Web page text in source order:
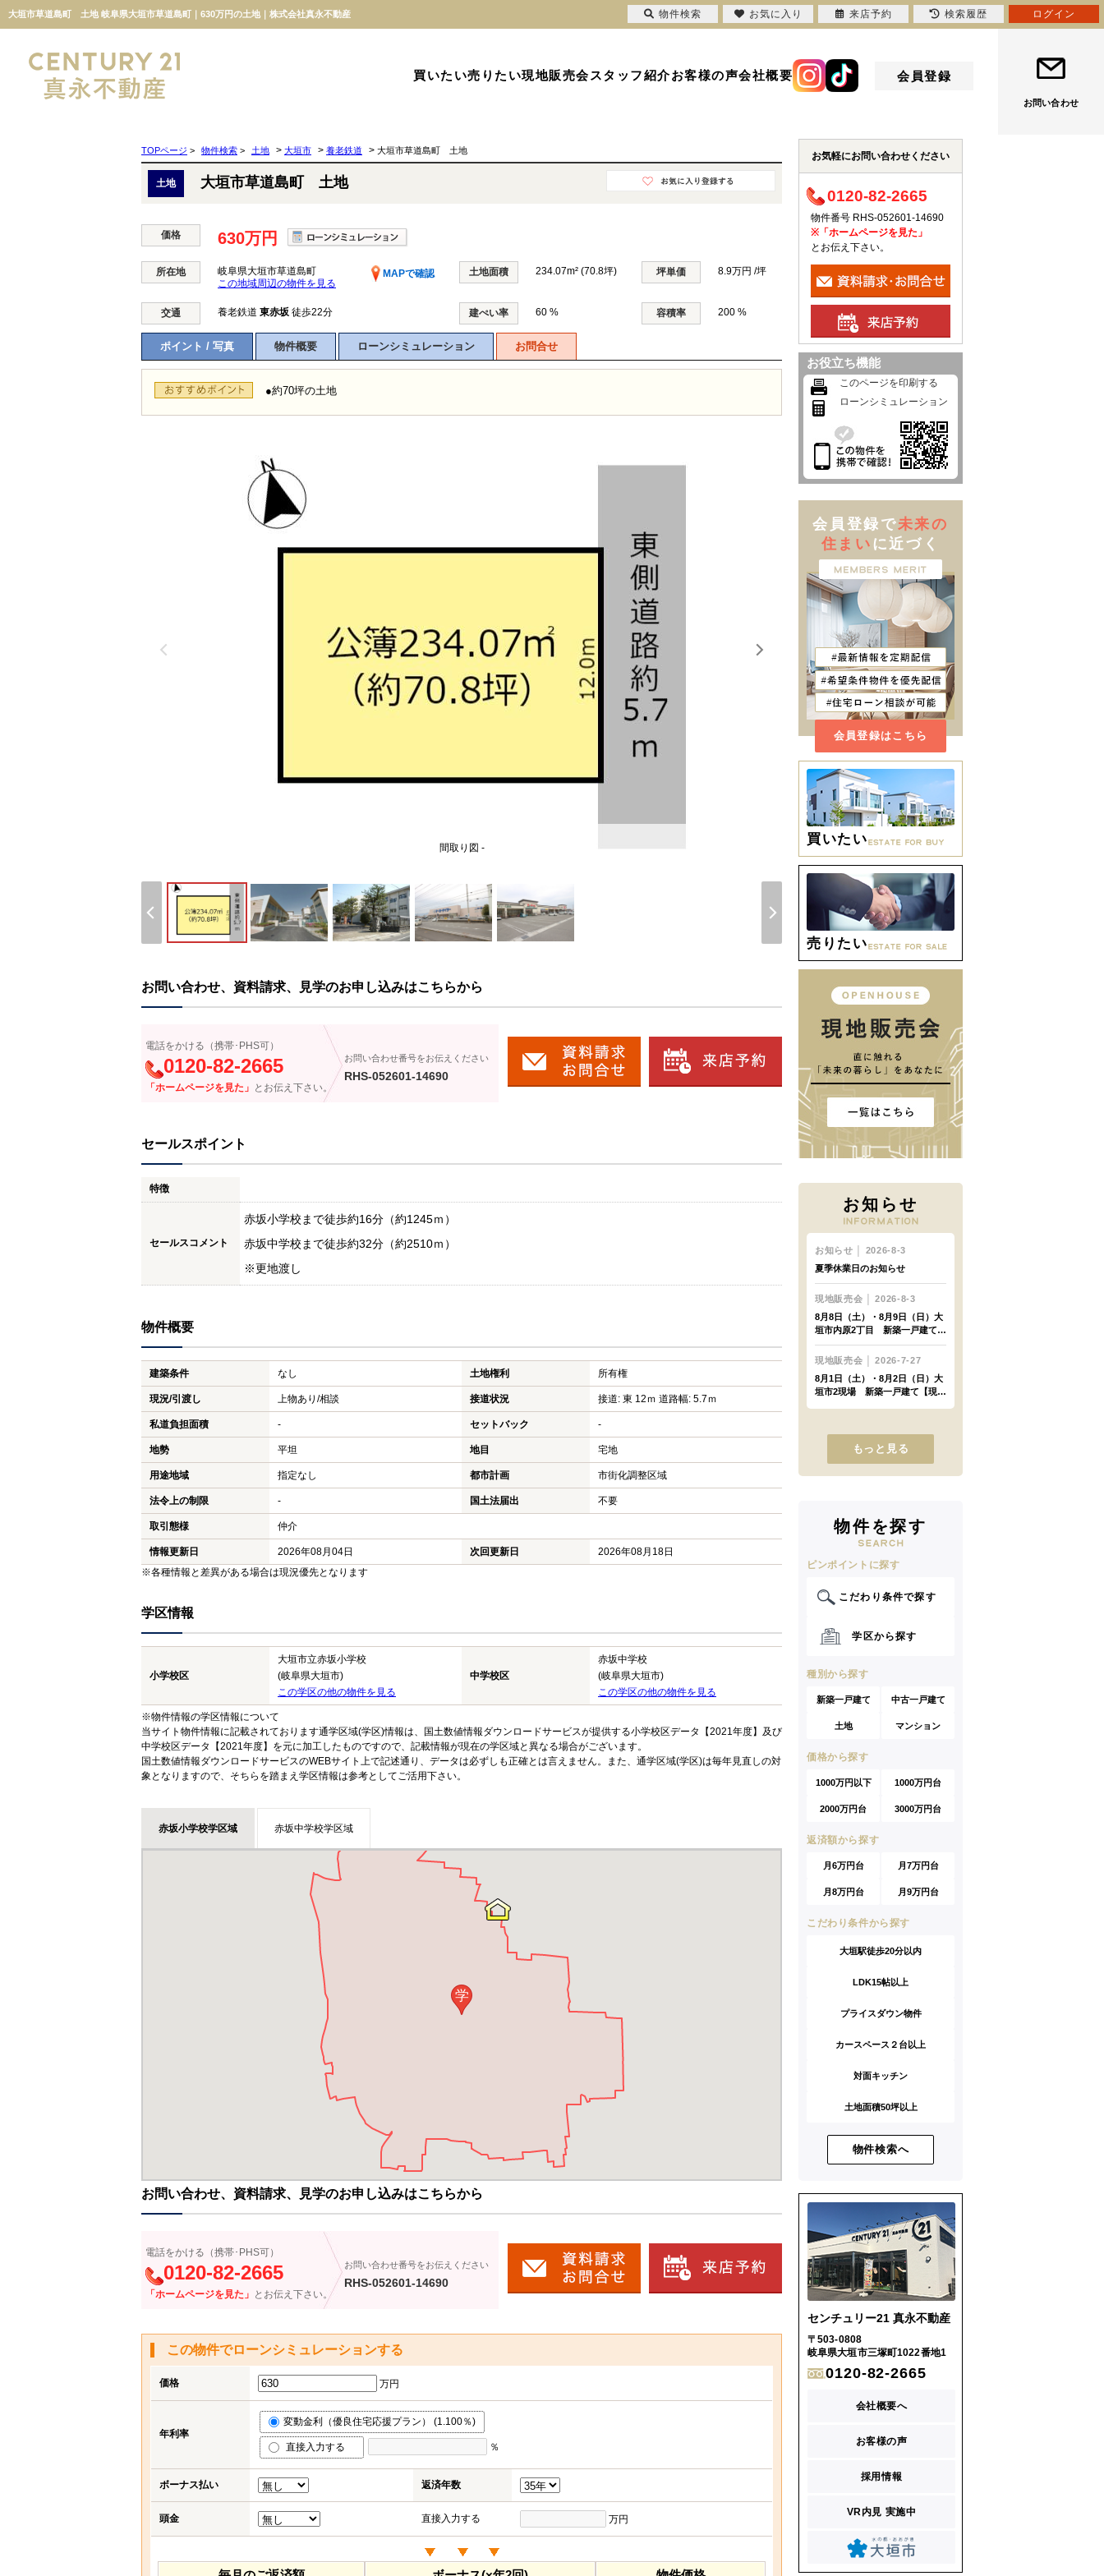
大垣市草道島町 土地 岐阜県大垣市草道島町｜630万円の土地｜株式会社真永不動産
買いたい売りたい現地販売会スタッフ紹介お客様の声会社概要 会員登録
お問い合わせ
TOPページ > 物件検索 > 土地 > 大垣市 > 養老鉄道 > 大垣市草道島町 土地
土地 大垣市草道島町 土地
価格 630万円
所在地 岐阜県大垣市草道島町
MAPで確認
この地域周辺の物件を見る
土地面積 234.07m² (70.8坪) 坪単価 8.9万円 /坪
交通 養老鉄道 東赤坂 徒歩22分 建ぺい率 60 % 容積率 200 %
ポイント / 写真 物件概要 ローンシミュレーション お問合せ
●約70坪の土地
間取り図 -
お問い合わせ、資料請求、見学のお申し込みはこちらから
電話をかける（携帯･PHS可）
0120-82-2665
「ホームページを見た」 とお伝え下さい。
お問い合わせ番号をお伝えください
RHS-052601-14690
セールスポイント
特徴
セールスコメント
赤坂小学校まで徒歩約16分（約1245ｍ）
赤坂中学校まで徒歩約32分（約2510ｍ）
※更地渡し
物件概要
建築条件 なし 土地権利 所有権
現況/引渡し 上物あり/相談 接道状況 接道: 東 12ｍ 道路幅: 5.7ｍ
私道負担面積 - セットバック -
地勢 平坦 地目 宅地
用途地域 指定なし 都市計画 市街化調整区域
法令上の制限 - 国土法届出 不要
取引態様 仲介
情報更新日 2026年08月04日 次回更新日
2026年08月18日
※各種情報と差異がある場合は現況優先となります
学区情報
小学校区
大垣市立赤坂小学校
(岐阜県大垣市)
この学区の他の物件を見る
中学校区
赤坂中学校
(岐阜県大垣市)
この学区の他の物件を見る
※物件情報の学区情報について
当サイト物件情報に記載されております通学区域(学区)情報は、国土数値情報ダウンロードサービスが提供する小学校区データ【2021年度】及び
中学校区データ【2021年度】を元に加工したものですので、記載情報が現在の学区域と異なる場合がございます。
国土数値情報ダウンロードサービスのWEBサイト上で記述通り、データは必ずしも正確とは言えません。また、通学区域(学区)は毎年見直しの対
象となりますので、そちらを踏まえ学区情報は参考としてご活用下さい。
赤坂小学校学区域 赤坂中学校学区域
学
お問い合わせ、資料請求、見学のお申し込みはこちらから
電話をかける（携帯･PHS可）
0120-82-2665
「ホームページを見た」 とお伝え下さい。
お問い合わせ番号をお伝えください
RHS-052601-14690
この物件でローンシミュレーションする
価格 万円
年利率
変動金利（優良住宅応援プラン） (1.100％)
直接入力する ％
ボーナス払い 返済年数
頭金 直接入力する 万円
お気軽にお問い合わせください
0120-82-2665
物件番号 RHS-052601-14690
※「ホームページを見た」
とお伝え下さい。
お役立ち機能
このページを印刷する
ローンシミュレーション
会員登録で未来の
住まい に近づく
会員登録はこちら
買いたい
売りたい
お知らせ
もっと見る
物件を探す
ピンポイントに探す
こだわり条件で探す
学区から探す
種別から探す
新築一戸建て 中古一戸建て
土地 マンション
価格から探す
1000万円以下 1000万円台
2000万円台 3000万円台
返済額から探す
月6万円台 月7万円台
月8万円台 月9万円台
こだわり条件から探す
大垣駅徒歩20分以内
LDK15帖以上
プライスダウン物件
カースペース２台以上
対面キッチン
土地面積50坪以上
物件検索へ
センチュリー21 真永不動産
〒503-0808
岐阜県大垣市三塚町1022番地1
0120-82-2665
会社概要へ
お客様の声
採用情報
VR内見 実施中
物件検索 お気に入り 来店予約 検索履歴 ログイン